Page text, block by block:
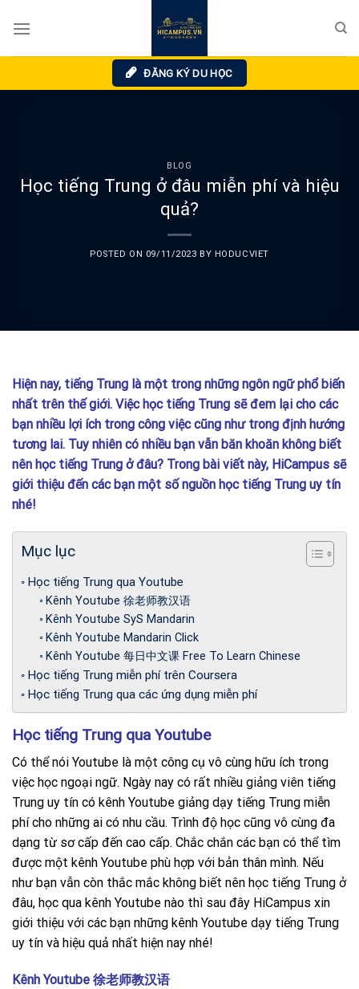
ĐĂNG KÝ DU HỌC
BLOG
Học tiếng Trung ở đâu miễn phí và hiệu
quả?
POSTED ON 09/11/2023 BY HODUCVIET
Hiện nay, tiếng Trung là một trong những ngôn ngữ phổ biến
nhất trên thế giới. Việc học tiếng Trung sẽ đem lại cho các
bạn nhiều lợi ích trong công việc cũng như trong định hướng
tương lai. Tuy nhiên có nhiều bạn vẫn băn khoăn không biết
nên học tiếng Trung ở đâu? Trong bài viết này, HiCampus sẽ
giới thiệu đến các bạn một số nguồn học tiếng Trung uy tín
nhé!
Mục lục
Học tiếng Trung qua Youtube
Kênh Youtube 徐老师教汉语
Kênh Youtube SyS Mandarin
Kênh Youtube Mandarin Click
Kênh Youtube 每日中文课 Free To Learn Chinese
Học tiếng Trung miễn phí trên Coursera
Học tiếng Trung qua các ứng dụng miễn phí
Học tiếng Trung qua Youtube
Có thể nói Youtube là một công cụ vô cùng hữu ích trong
việc học ngoại ngữ. Ngày nay có rất nhiều giảng viên tiếng
Trung uy tín có kênh Youtube giảng dạy tiếng Trung miễn
phí cho những ai có nhu cầu. Trình độ học cũng vô cùng đa
dạng từ sơ cấp đến cao cấp. Chắc chắn các bạn có thể tìm
được một kênh Youtube phù hợp với bản thân mình. Nếu
như bạn vẫn còn thắc mắc không biết nên học tiếng Trung ở
đâu, học qua kênh Youtube nào thì sau đây HiCampus xin
giới thiệu với các bạn những kênh Youtube dạy tiếng Trung
uy tín và hiệu quả nhất hiện nay nhé!
Kênh Youtube 徐老师教汉语